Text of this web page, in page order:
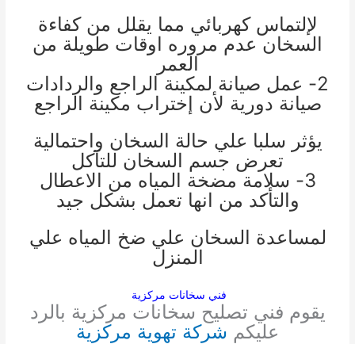
لإلتماس كهربائي مما يقلل من كفاءة
السخان عدم مروره اوقات طويلة من
العمر
2- عمل صيانة لمكينة الراجع والردادات
صيانة دورية لأن إختراب مكينة الراجع
يؤثر سلبا علي حالة السخان واحتمالية
تعرض جسم السخان للتآكل
3- سلامة مضخة المياه من الاعطال
والتأكد من انها تعمل بشكل جيد
لمساعدة السخان علي ضخ المياه علي
المنزل
فني سخانات مركزية
يقوم فني تصليح سخانات مركزية بالرد
عليكم شركة تهوية مركزية